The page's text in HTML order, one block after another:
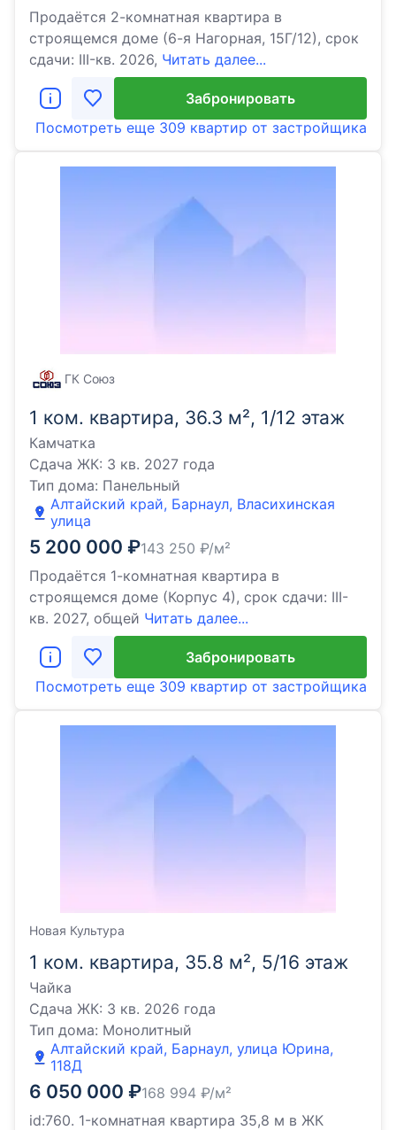
Продаётся 2-комнатная квартира в
строящемся доме (6-я Нагорная, 15Г/12), срок
сдачи: III-кв. 2026, Читать далее...
Забронировать
Посмотреть еще 309 квартир от застройщика
1 ком. квартира, 36.3 м², 1/12 этаж
Камчатка
Сдача ЖК: 3 кв. 2027 года
Тип дома: Панельный
Алтайский край, Барнаул, Власихинская
улица
5 200 000 ₽143 250 ₽/м²
Продаётся 1-комнатная квартира в
строящемся доме (Корпус 4), срок сдачи: III-
кв. 2027, общей Читать далее...
ГК Союз
Забронировать
Посмотреть еще 309 квартир от застройщика
1 ком. квартира, 35.8 м², 5/16 этаж
Чайка
Сдача ЖК: 3 кв. 2026 года
Тип дома: Монолитный
Алтайский край, Барнаул, улица Юрина,
118Д
6 050 000 ₽168 994 ₽/м²
id:760. 1-комнатная квартира 35,8 м в ЖК
Новая Культура